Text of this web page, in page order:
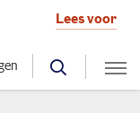
Lees voor